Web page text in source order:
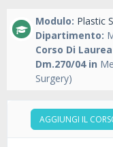
Modulo: Plastic
Dipartimento:
Corso Di
Dm.270/04 in
Surgery)
AGGIUNGI IL